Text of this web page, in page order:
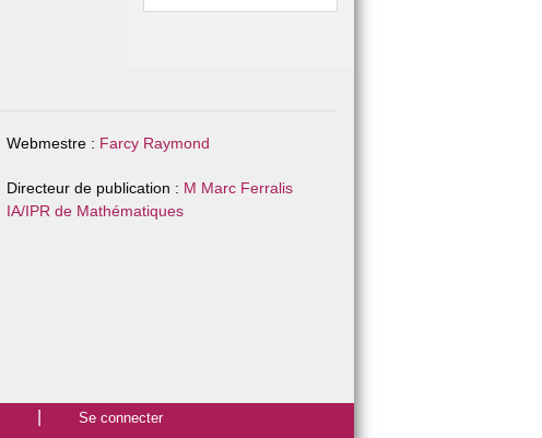
Webmestre : Farcy Raymond
Directeur de publication : M Marc Ferralis
IA/IPR de Mathématiques
Se connecter